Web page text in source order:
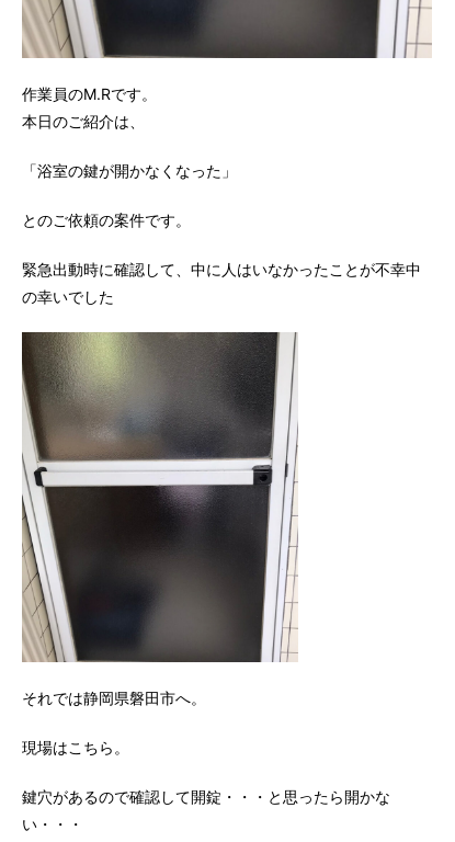
作業員のM.Rです。
本日のご紹介は、
「浴室の鍵が開かなくなった」
とのご依頼の案件です。
緊急出動時に確認して、中に人はいなかったことが不幸中
の幸いでした
それでは静岡県磐田市へ。
現場はこちら。
鍵穴があるので確認して開錠・・・と思ったら開かな
い・・・